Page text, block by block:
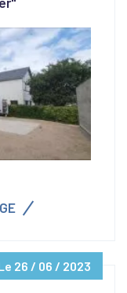
26 / 06 / 2023